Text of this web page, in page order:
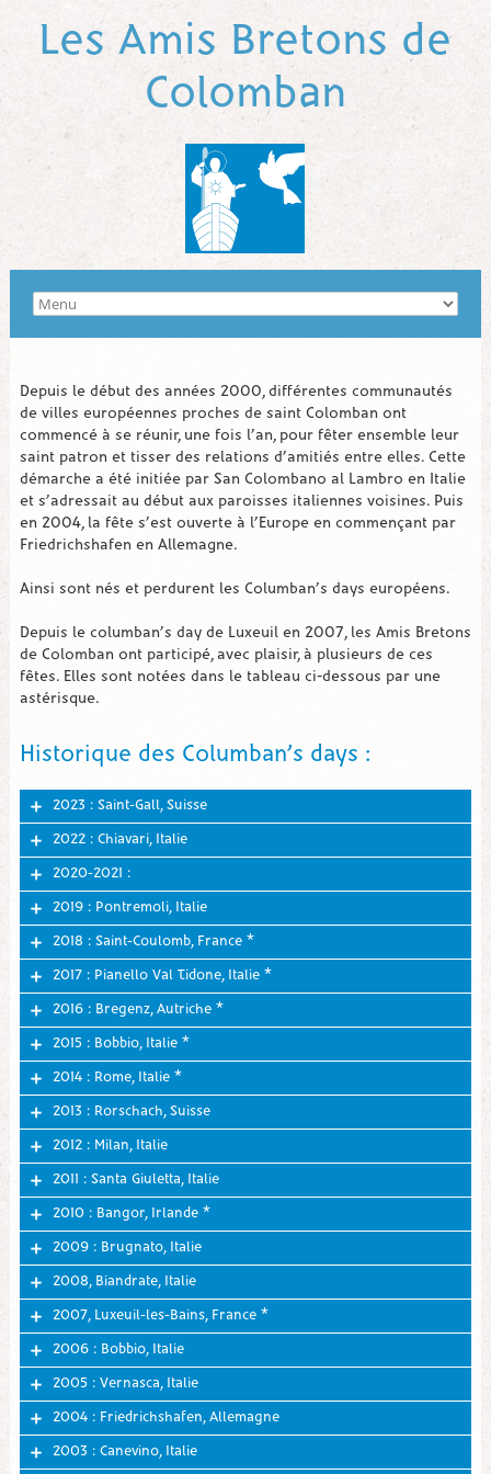
Les Amis Bretons de
Colomban
Depuis le début des années 2000, différentes communautés
de villes européennes proches de saint Colomban ont
commencé à se réunir, une fois l’an, pour fêter ensemble leur
saint patron et tisser des relations d’amitiés entre elles. Cette
démarche a été initiée par San Colombano al Lambro en Italie
et s’adressait au début aux paroisses italiennes voisines. Puis
en 2004, la fête s’est ouverte à l’Europe en commençant par
Friedrichshafen en Allemagne.
Ainsi sont nés et perdurent les Columban’s days européens.
Depuis le columban’s day de Luxeuil en 2007, les Amis Bretons
de Colomban ont participé, avec plaisir, à plusieurs de ces
fêtes. Elles sont notées dans le tableau ci-dessous par une
astérisque.
Historique des Columban’s days :
2023 : Saint-Gall, Suisse
2022 : Chiavari, Italie
2020-2021 :
2019 : Pontremoli, Italie
2018 : Saint-Coulomb, France *
2017 : Pianello Val Tidone, Italie *
2016 : Bregenz, Autriche *
2015 : Bobbio, Italie *
2014 : Rome, Italie *
2013 : Rorschach, Suisse
2012 : Milan, Italie
2011 : Santa Giuletta, Italie
2010 : Bangor, Irlande *
2009 : Brugnato, Italie
2008, Biandrate, Italie
2007, Luxeuil-les-Bains, France *
2006 : Bobbio, Italie
2005 : Vernasca, Italie
2004 : Friedrichshafen, Allemagne
2003 : Canevino, Italie